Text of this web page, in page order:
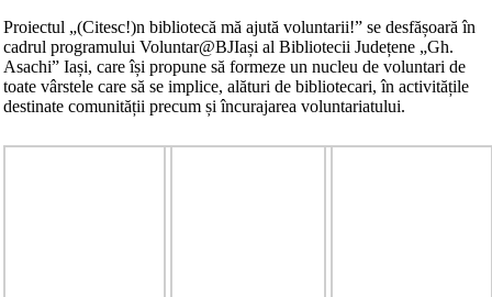
Proiectul „(Citesc!)n bibliotecă mă ajută voluntarii!” se desfășoară în
cadrul programului Voluntar@BJIași al Bibliotecii Județene „Gh.
Asachi” Iași, care își propune să formeze un nucleu de voluntari de
toate vârstele care să se implice, alături de bibliotecari, în activitățile
destinate comunității precum și încurajarea voluntariatului.